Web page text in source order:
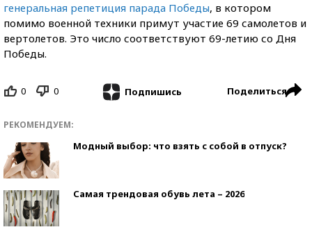
генеральная репетиция парада Победы, в котором
помимо военной техники примут участие 69 самолетов и
вертолетов. Это число соответствуют 69-летию со Дня
Победы.
0 0 Подпишись Поделиться
РЕКОМЕНДУЕМ:
Модный выбор: что взять с собой в отпуск?
Самая трендовая обувь лета – 2026